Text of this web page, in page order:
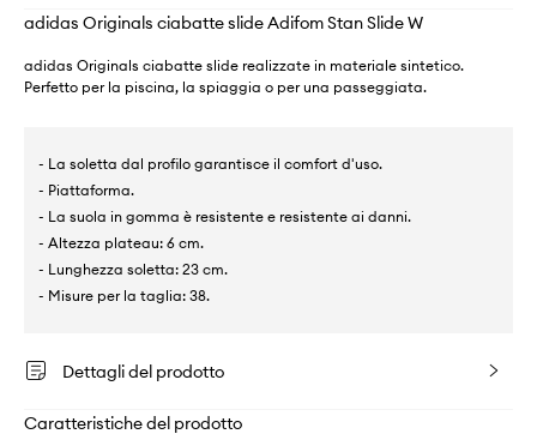
adidas Originals ciabatte slide Adifom Stan Slide W
adidas Originals ciabatte slide realizzate in materiale sintetico.
Perfetto per la piscina, la spiaggia o per una passeggiata.
- La soletta dal profilo garantisce il comfort d'uso.
- Piattaforma.
- La suola in gomma è resistente e resistente ai danni.
- Altezza plateau: 6 cm.
- Lunghezza soletta: 23 cm.
- Misure per la taglia: 38.
Dettagli del prodotto
Caratteristiche del prodotto